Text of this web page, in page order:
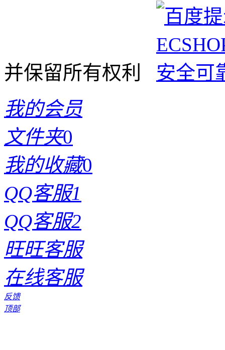
并保留所有权利
我的会员
文件夹0
我的收藏0
QQ客服1
QQ客服2
旺旺客服
在线客服
反馈
顶部